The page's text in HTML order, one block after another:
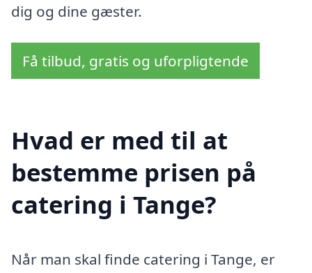
dig og dine gæster.
Få tilbud, gratis og uforpligtende
Hvad er med til at
bestemme prisen på
catering i Tange?
Når man skal finde catering i Tange, er